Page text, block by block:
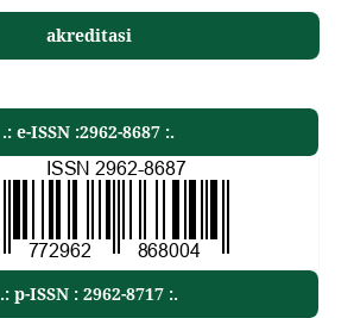
akreditasi
.: e-ISSN :2962-8687 :.
.: p-ISSN : 2962-8717 :.